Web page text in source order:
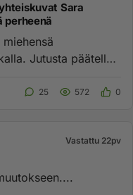
Sara
perheenä
Jutusta päätellen
25 572 0
Vastattu 22pv